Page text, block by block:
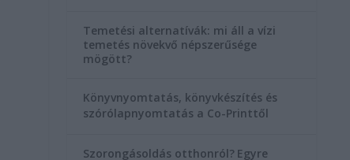
Temetési alternatívák: mi áll a vízi
temetés növekvő népszerűsége
mögött?
Könyvnyomtatás, könyvkészítés és
szórólapnyomtatás a Co-Printtől
Szorongásoldás otthonról? Egyre